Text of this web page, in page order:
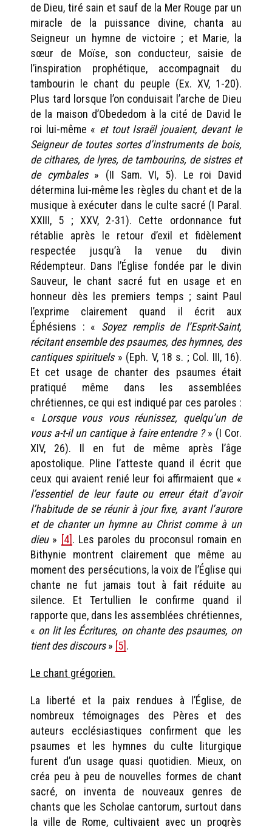
de Dieu, tiré sain et sauf de la Mer Rouge par un
miracle de la puissance divine, chanta au
Seigneur un hymne de victoire ; et Marie, la
sœur de Moïse, son conducteur, saisie de
l’inspiration prophétique, accompagnait du
tambourin le chant du peuple (Ex. XV, 1-20).
Plus tard lorsque l’on conduisait l’arche de Dieu
de la maison d’Obededom à la cité de David le
roi lui-même « et tout Israël jouaient, devant le
Seigneur de toutes sortes d’instruments de bois,
de cithares, de lyres, de tambourins, de sistres et
de cymbales» (II Sam. VI, 5). Le roi David
détermina lui-même les règles du chant et de la
musique à exécuter dans le culte sacré (I Paral.
XXIII, 5 ; XXV, 2-31). Cette ordonnance fut
rétablie après le retour d’exil et fidèlement
respectée jusqu’à la venue du divin
Rédempteur. Dans l’Église fondée par le divin
Sauveur, le chant sacré fut en usage et en
honneur dès les premiers temps ; saint Paul
l’exprime clairement quand il écrit aux
Éphésiens : « Soyez remplis de l’Esprit-Saint,
récitant ensemble des psaumes, des hymnes, des
cantiques spirituels » (Eph. V, 18 s. ; Col. III, 16).
Et cet usage de chanter des psaumes était
pratiqué même dans les assemblées
chrétiennes, ce qui est indiqué par ces paroles :
« Lorsque vous vous réunissez, quelqu’un de
vous a-t-il un cantique à faire entendre ?» (I Cor.
XIV, 26). Il en fut de même après l’âge
apostolique. Pline l’atteste quand il écrit que
ceux qui avaient renié leur foi affirmaient que «
l’essentiel de leur faute ou erreur était d’avoir
l’habitude de se réunir à jour fixe, avant l’aurore
et de chanter un hymne au Christ comme à un
dieu» [4]. Les paroles du proconsul romain en
Bithynie montrent clairement que même au
moment des persécutions, la voix de l’Église qui
chante ne fut jamais tout à fait réduite au
silence. Et Tertullien le confirme quand il
rapporte que, dans les assemblées chrétiennes,
« on lit les Écritures, on chante des psaumes, on
tient des discours» [5].
Le chant grégorien.
La liberté et la paix rendues à l’Église, de
nombreux témoignages des Pères et des
auteurs ecclésiastiques confirment que les
psaumes et les hymnes du culte liturgique
furent d’un usage quasi quotidien. Mieux, on
créa peu à peu de nouvelles formes de chant
sacré, on inventa de nouveaux genres de
chants que les Scholae cantorum, surtout dans
la ville de Rome, cultivaient avec un progrès